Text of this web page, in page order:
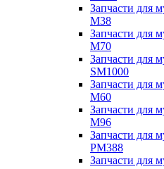
Запчасти для
M38
Запчасти для
M70
Запчасти для
SM1000
Запчасти для
M60
Запчасти для
M96
Запчасти для
PM388
Запчасти для